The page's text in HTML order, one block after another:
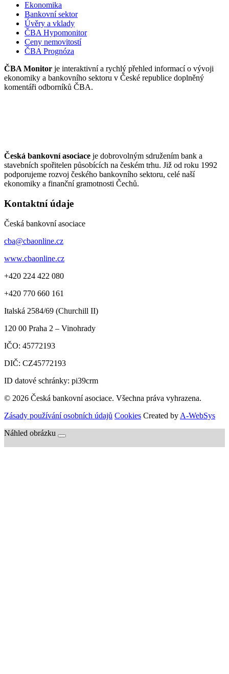
Ekonomika
Bankovní sektor
Úvěry a vklady
ČBA Hypomonitor
Ceny nemovitostí
ČBA Prognóza
ČBA Monitor je interaktivní a rychlý přehled informací o vývoji
ekonomiky a bankovního sektoru v České republice doplněný
komentáři odborníků ČBA.
Česká bankovní asociace je dobrovolným sdružením bank a
stavebních spořitelen působících na českém trhu. Již od roku 1992
podporujeme rozvoj českého bankovního sektoru, celé naší
ekonomiky a finanční gramotnosti Čechů.
Kontaktní údaje
Česká bankovní asociace
cba@cbaonline.cz
www.cbaonline.cz
+420 224 422 080
+420 770 660 161
Italská 2584/69 (Churchill II)
120 00 Praha 2 – Vinohrady
IČO: 45772193
DIČ: CZ45772193
ID datové schránky: pi39crm
© 2026 Česká bankovní asociace. Všechna práva vyhrazena.
Zásady používání osobních údajů Cookies Created by A-WebSys
Náhled obrázku